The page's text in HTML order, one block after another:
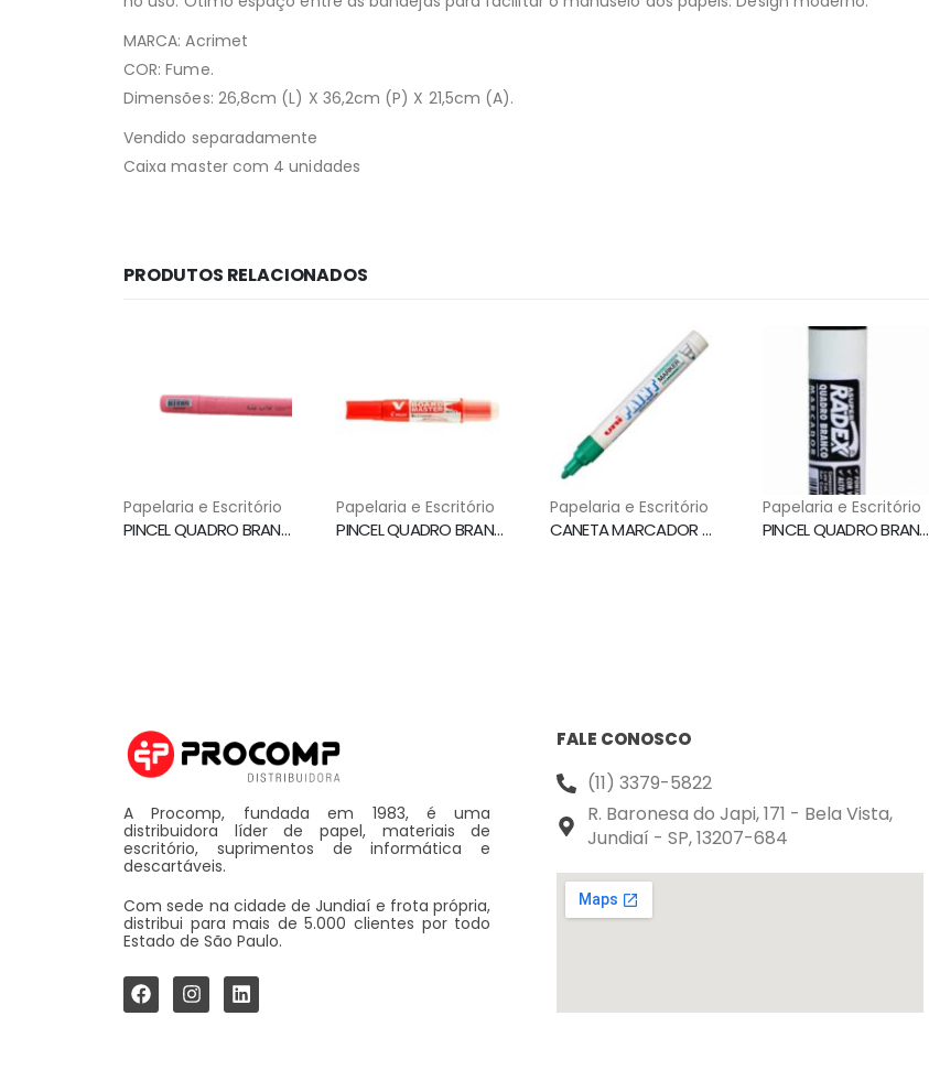
MARCA: Acrimet
COR: Fume.
Dimensões: 26,8cm (L) X 36,2cm (P) X 21,5cm (A).
Vendido separadamente
Caixa master com 4 unidades
PRODUTOS RELACIONADOS
Papelaria e Escritório
PINCEL QUADRO BRANCO 2.0MM VERMELHO BPX CIS
Papelaria e Escritório
PINCEL QUADRO BRANCO WBMA RECARREGAVEL VERMELHO PILOT
Papelaria e Escritório
CANETA MARCADOR PERMANENTE PX 20 VERDE UNI PAINT MARKER
Papelaria e Escritório
PINCEL QUADRO BRANCO RECARREGAVEL PRETO RADEX
A Procomp, fundada em 1983, é uma
distribuidora líder de papel, materiais de
escritório, suprimentos de informática e
descartáveis.
Com sede na cidade de Jundiaí e frota própria,
distribui para mais de 5.000 clientes por todo
Estado de São Paulo.
FALE CONOSCO
(11) 3379-5822
R. Baronesa do Japi, 171 - Bela Vista,
Jundiaí - SP, 13207-684